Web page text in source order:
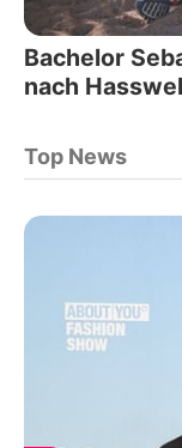
Bachelor
nach
Top News